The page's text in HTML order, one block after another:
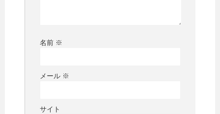
名前 ※
メール ※
サイト